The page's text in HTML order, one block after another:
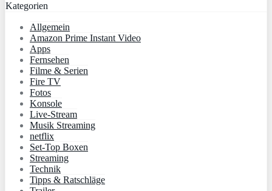
Kategorien
Allgemein
Amazon Prime Instant Video
Apps
Fernsehen
Filme & Serien
Fire TV
Fotos
Konsole
Live-Stream
Musik Streaming
netflix
Set-Top Boxen
Streaming
Technik
Tipps & Ratschläge